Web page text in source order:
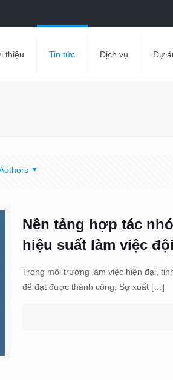
thiệu Tin tức Dịch vụ Dự
Nền tảng hợp tác
hiệu suất làm việc
Trong môi trường làm việc hiện đại,
để đạt được thành công. Sự xuất […]